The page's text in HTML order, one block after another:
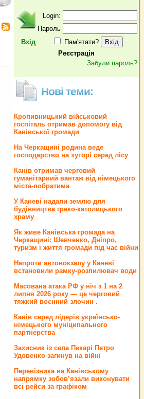
Вхід
Login:
Пароль
Пам'ятати?
Реєстрація
Забули пароль?
Нові теми:
Кропивницький військовий
госпіталь отримав допомогу від
Канівської громади
На Черкащині родина веде
господарство на хуторі серед лісу
Канів отримав черговий
гуманітарний вантаж від німецького
міста-побратима
У Каневі надали землю для
будівництва греко‐католицького
храму
Як живе Канівська громада на
Черкащині: Шевченко, Дніпро,
туризм і життя громади під час війни
Напроти автовокзалу у Каневі
встановили рамку-розпилювач води
Масована атака РФ у ніч з 1 на 2
липня 2026 року — це черговий
тяжкий воєнний злочин .
Канів серед лідерів українсько-
німецького муніципального
партнерства
Захисник із села Пекарі Петро
Удовенко загинув на війні
Перевізника на Канівському
напрямку зобов’язали виконувати
всі рейси за графіком